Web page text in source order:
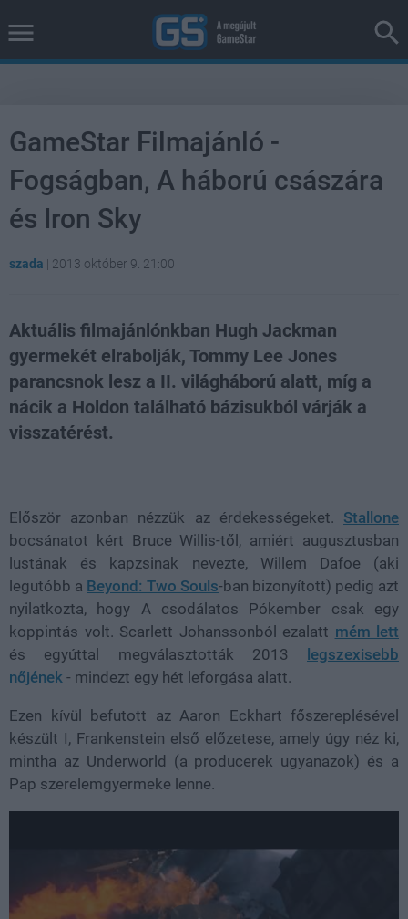
GameStar Filmajánló -
Fogságban, A háború császára
és Iron Sky
szada | 2013 október 9. 21:00
Aktuális filmajánlónkban Hugh Jackman
gyermekét elrabolják, Tommy Lee Jones
parancsnok lesz a II. világháború alatt, míg a
nácik a Holdon található bázisukból várják a
visszatérést.
Először azonban nézzük az érdekességeket. Stallone
bocsánatot kért Bruce Willis-től, amiért augusztusban
lustának és kapzsinak nevezte, Willem Dafoe (aki
legutóbb a Beyond: Two Souls-ban bizonyított) pedig azt
nyilatkozta, hogy A csodálatos Pókember csak egy
koppintás volt. Scarlett Johanssonból ezalatt mém lett
és egyúttal megválasztották 2013
legszexisebb
nőjének - mindezt egy hét leforgása alatt.
Ezen kívül befutott az Aaron Eckhart főszereplésével
készült I, Frankenstein első előzetese, amely úgy néz ki,
mintha az Underworld (a producerek ugyanazok) és a
Pap szerelemgyermeke lenne.